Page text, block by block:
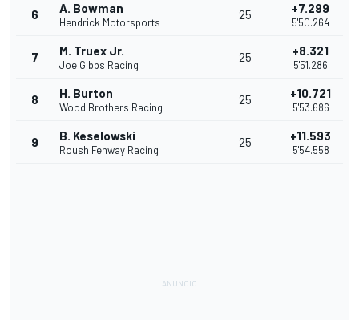
6 A. Bowman
Hendrick Motorsports
25 +7.299
5'50.264
7 M. Truex Jr.
Joe Gibbs Racing
25 +8.321
5'51.286
8 H. Burton
Wood Brothers Racing
25 +10.721
5'53.686
9 B. Keselowski
Roush Fenway Racing
25 +11.593
5'54.558